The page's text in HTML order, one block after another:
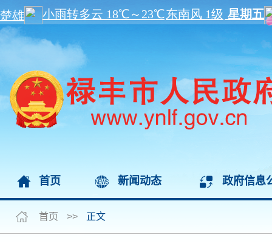
首页 新闻动态 政府信息
首页 >> 正文